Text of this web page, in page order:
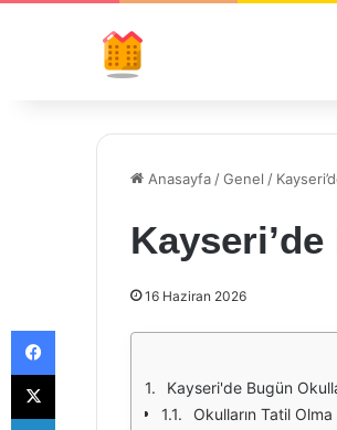
Anasayfa /Genel /
16 Haziran 2026
Kayseri'de Bugün
Okulların Tatil
Facebook
X
LinkedIn